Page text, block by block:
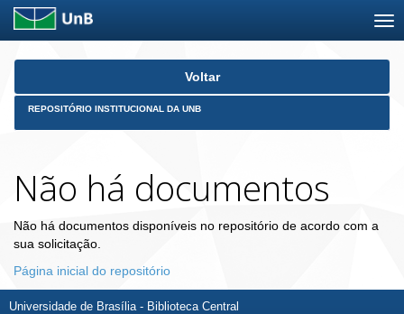
Skip
Voltar
REPOSITÓRIO INSTITUCIONAL DA UNB
Não há documentos
Não há documentos disponíveis no repositório de acordo com a
sua solicitação.
Página inicial do repositório
Universidade de Brasília - Biblioteca Central